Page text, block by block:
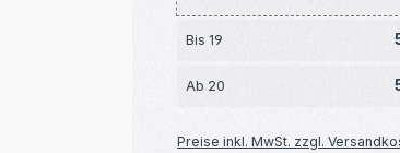
Bis 19
Ab 20
Preise inkl. MwSt. zzgl.